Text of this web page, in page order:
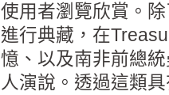
使用者瀏覽欣賞。
進行典藏，在
憶、以及南非前總
人演說。透過這類